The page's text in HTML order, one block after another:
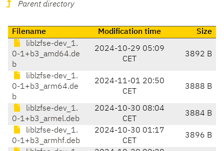
Parent directory
Filename Modification time
Size
liblzfse-dev_1.
0-1+b3_amd64.de
b
2024-10-29 05:09
CET
3892 B
liblzfse-dev_1.
0-1+b3_arm64.de
b
2024-11-01 20:50
CET
3888 B
liblzfse-dev_1.
0-1+b3_armel.deb
2024-10-30 08:04
CET
3884 B
liblzfse-dev_1.
0-1+b3_armhf.deb
2024-10-30 01:17
CET
3896 B